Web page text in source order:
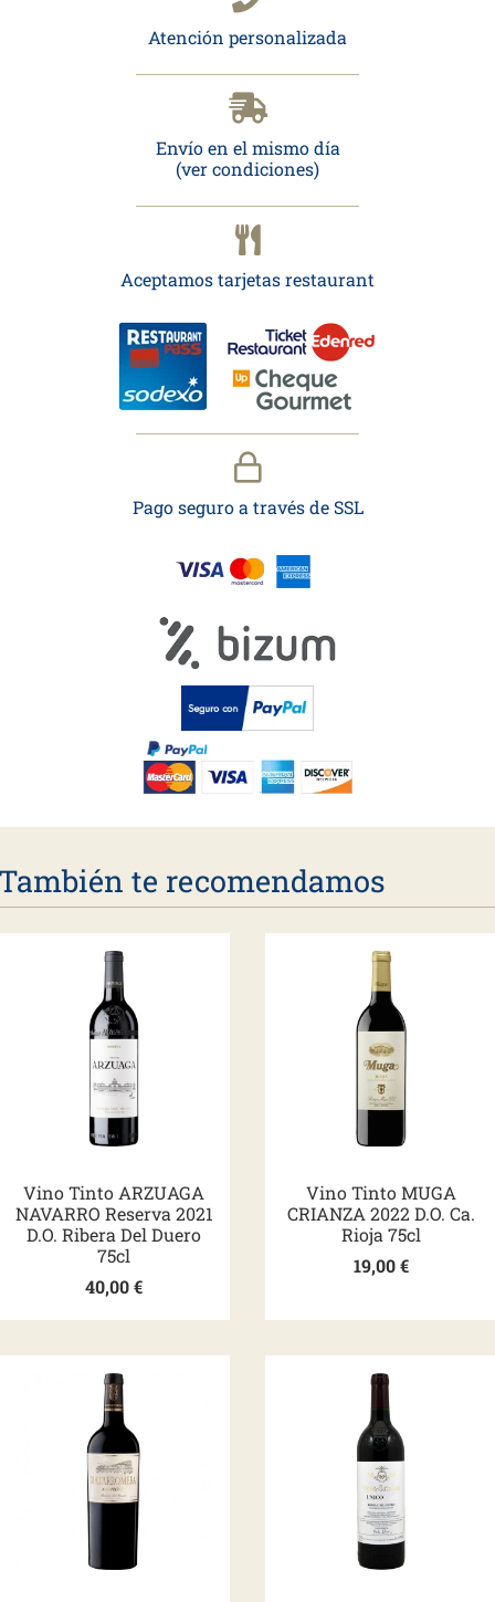
Atención personalizada
Envío en el mismo día
(ver condiciones)
Aceptamos tarjetas restaurant
Pago seguro a través de SSL
te recomendamos
Vino Tinto ARZUAGA
NAVARRO Reserva 2021
D.O. Ribera Del Duero
75cl
40,00€
Vino Tinto MUGA
CRIANZA 2022 D.O. Ca.
Rioja 75cl
19,00€